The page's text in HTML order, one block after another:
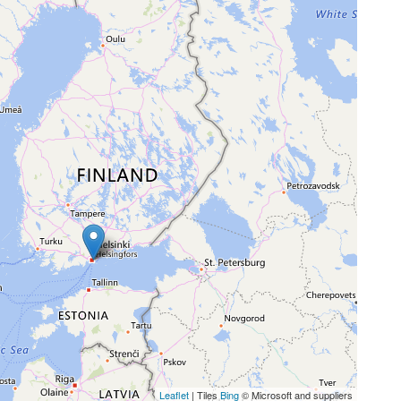
Leaflet | Tiles Bing© Microsoft and suppliers